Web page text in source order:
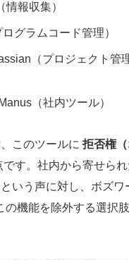
報収集）
グラムコード管理）
（プロジェクト管
（社内ツール）
このツールに 拒否権
です。社内から寄せら
いう声に対し、ボズワ
の機能を除外する選択